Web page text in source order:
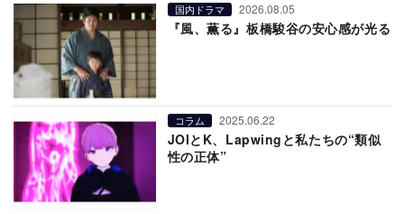
国内ドラマ 2026.08.05
『風、薫る』板橋駿谷の安心感が光る
コラム 2025.06.22
JOIとK、Lapwingと私たちの“類似
性の正体”